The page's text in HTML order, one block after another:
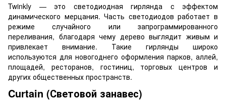
Twinkly — это светодиодная гирлянда с эффектом
динамического мерцания. Часть светодиодов работает в
режиме случайного или запрограммированного
переливания, благодаря чему дерево выглядит живым и
привлекает внимание. Такие гирлянды широко
используются для новогоднего оформления парков, аллей,
площадей, ресторанов, гостиниц, торговых центров и
других общественных пространств.
Curtain (Световой занавес)